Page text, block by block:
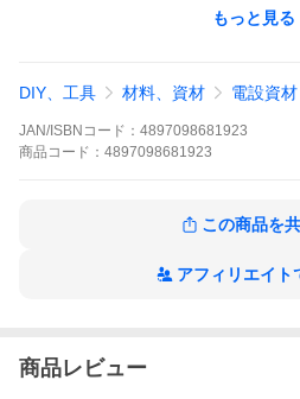
もっと見る
DIY、工具 材料、資材 電設資材
JAN/ISBNコード： 4897098681923
商品 コード： 4897098681923
この商品を
アフィリエイト
商品レビュー